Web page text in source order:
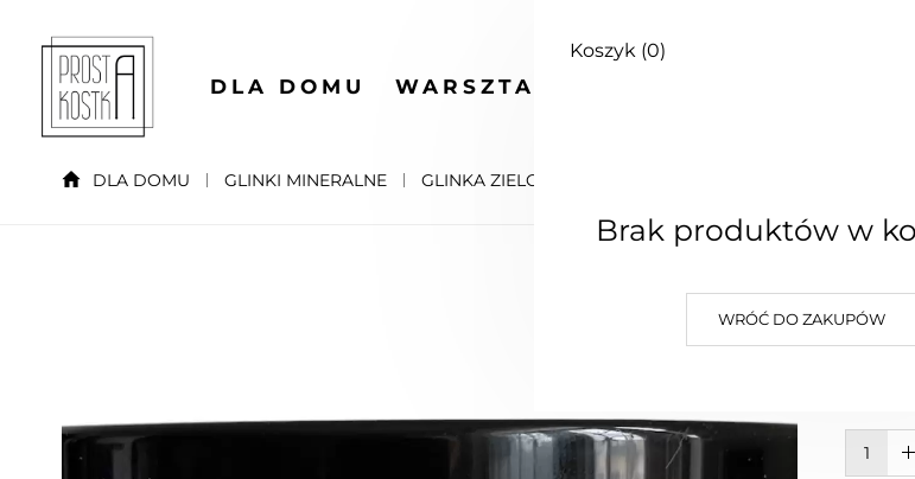
DLA DOMU WARSZTATY
Koszyk (0)
Brak produktów w
WRÓĆ DO ZAKUPÓW
DLA DOMU GLINKI MINERALNE GLINKA ZIELONA 100 g